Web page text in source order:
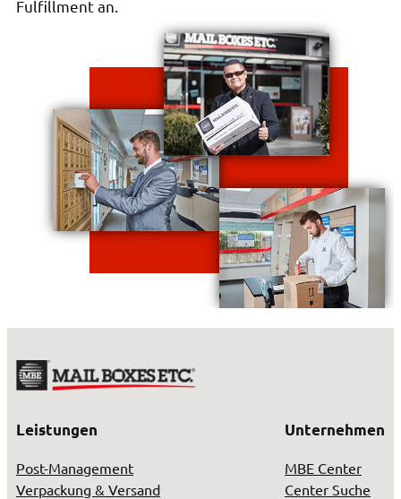
Fulfillment an.
Leistungen
Post-Management
Verpackung & Versand
Unternehmen
MBE Center
Center Suche